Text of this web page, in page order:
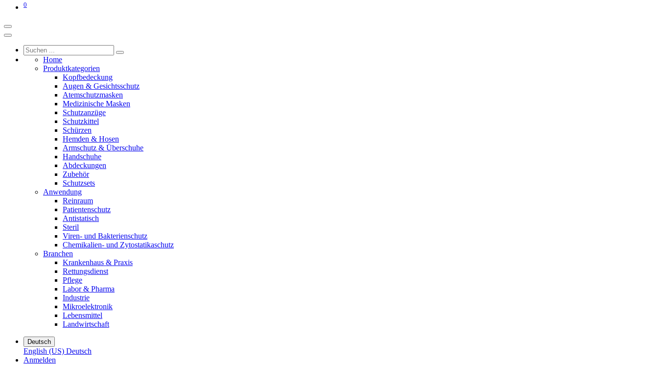
0
Home
Produktkategorien
Kopfbedeckung
Augen & Gesichtsschutz
Atemschutzmasken
Medizinische Masken
Schutzanzüge
Schutzkittel
Schürzen
Hemden & Hosen
Armschutz & Überschuhe
Handschuhe
Abdeckungen
Zubehör
Schutzsets
Anwendung
Reinraum
Patientenschutz
Antistatisch
Steril
Viren- und Bakterienschutz
Chemikalien- und Zytostatikaschutz
Branchen
Krankenhaus & Praxis
Rettungsdienst
Pflege
Labor & Pharma
Industrie
Mikroelektronik
Lebensmittel
Landwirtschaft
Deutsch
English (US) Deutsch
Anmelden